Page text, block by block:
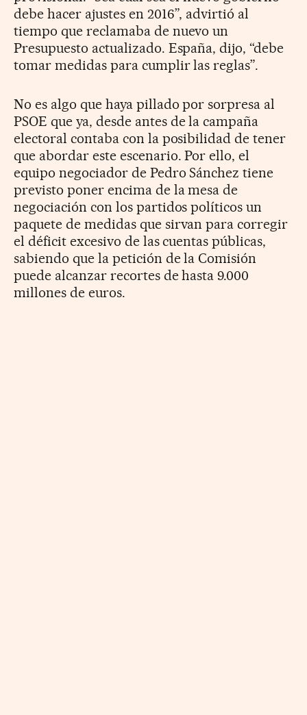
debe hacer ajustes en 2016”, advirtió al
tiempo que reclamaba de nuevo un
Presupuesto actualizado. España, dijo, “debe
tomar medidas para cumplir las reglas”.
No es algo que haya pillado por sorpresa al
PSOE que ya, desde antes de la campaña
electoral contaba con la posibilidad de tener
que abordar este escenario. Por ello, el
equipo negociador de Pedro Sánchez tiene
previsto poner encima de la mesa de
negociación con los partidos políticos un
paquete de medidas que sirvan para corregir
el déficit excesivo de las cuentas públicas,
sabiendo que la petición de la Comisión
puede alcanzar recortes de hasta 9.000
millones de euros.